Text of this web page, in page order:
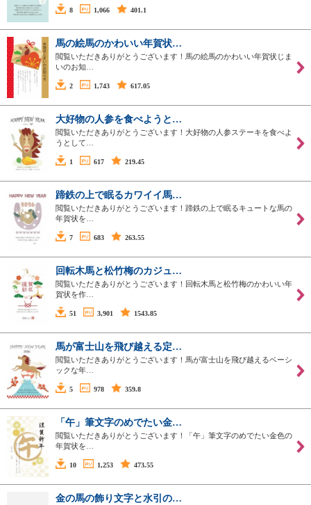
8 1,066 401.1
馬の絵馬のかわいい年賀状…
閲覧いただきありがとうございます！馬の絵馬のかわいい年賀状じま
いのお知…
2 1,743 617.05
大好物の人参を食べようと…
閲覧いただきありがとうございます！大好物の人参ステーキを食べよ
うとして…
1 617 219.45
蹄鉄の上で眠るカワイイ馬…
閲覧いただきありがとうございます！蹄鉄の上で眠るキュートな馬の
年賀状を…
7 683 263.55
回転木馬と松竹梅のカジュ…
閲覧いただきありがとうございます！回転木馬と松竹梅のかわいい年
賀状を作…
51 3,901 1543.85
馬が富士山を飛び越える定…
閲覧いただきありがとうございます！馬が富士山を飛び越えるベーシ
ックな年…
5 978 359.8
「午」筆文字のめでたい金…
閲覧いただきありがとうございます！「午」筆文字のめでたい金色の
年賀状を…
10 1,253 473.55
金の馬の飾り文字と水引の…